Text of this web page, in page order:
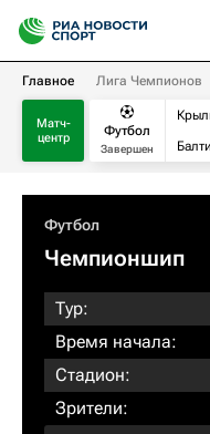
Главное Лига Чемпионов
Матч-
центр
Футбол
Завершен
Футбол
Чемпионшип
Тур:
Время начала:
Стадион:
Зрители: